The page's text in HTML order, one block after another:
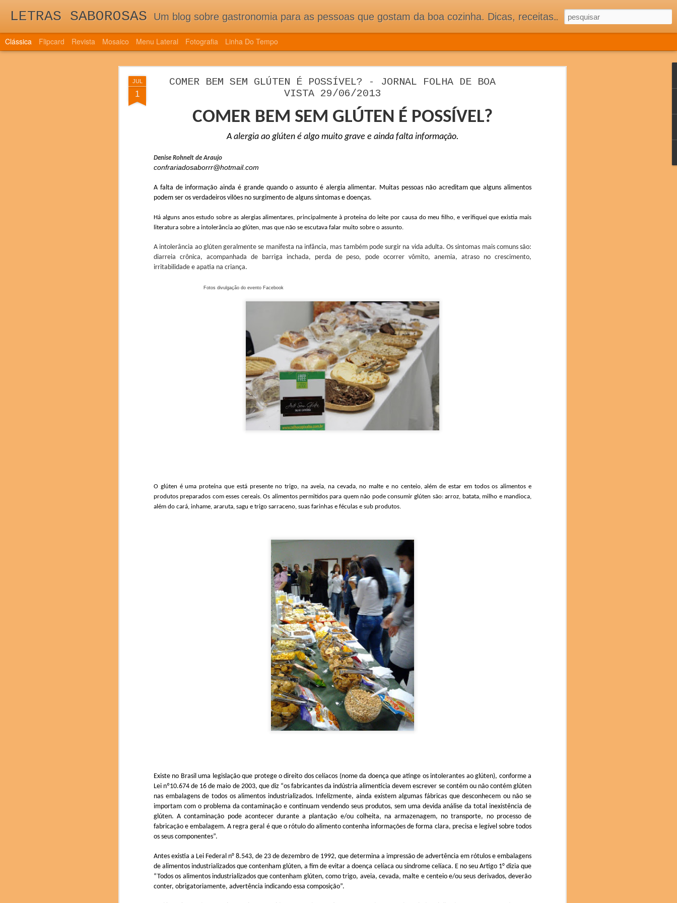
JUL
1
COMER BEM SEM GLÚTEN É POSSÍVEL? - JORNAL FOLHA DE BOA
VISTA 29/06/2013
COMER BEM SEM GLÚTEN É POSSÍVEL?
A alergia ao glúten é algo muito grave e ainda falta informação.
Denise Rohnelt de Araujo
confrariadosaborrr@hotmail.com
A falta de informação ainda é grande quando o assunto é alergia alimentar. Muitas pessoas não acreditam que alguns alimentos
podem ser os verdadeiros vilões no surgimento de alguns sintomas e doenças.
Há alguns anos estudosobre as alergias alimentares, principalmente à proteína do leite por causa do meu filho, e verifiquei que existia mais
literatura sobre a intolerância ao glúten, mas que não se escutava falar muito sobre o assunto.
A intolerância ao glúten geralmente se manifesta na infância, mas também pode surgir na vida adulta. Os sintomas mais comuns são:
diarreia crônica, acompanhada de barriga inchada, perda de peso, pode ocorrer vômito, anemia, atraso no crescimento,
irritabilidade e apatia na criança.
Fotos divulgação do evento Facebook
O glúten éuma proteína que está presente notrigo, na aveia, na cevada, no malte e no centeio, além de estar em todos os alimentos e
produtos preparados com esses cereais.Os alimentos permitidospara quem não pode consumir glúten são: arroz, batata, milho e mandioca,
além do cará, inhame, araruta, sagu e trigo sarraceno, suas farinhas e féculas e sub produtos.
Existe no Brasil uma legislação que protege o direito dos celíacos (nome da doença que atinge os intolerantes ao glúten), conforme a
Lei nº10.674 de 16 de maio de 2003, que diz “os fabricantes da indústria alimentícia devem escrever se contém ou não contém glúten
nas embalagens de todos os alimentos industrializados. Infelizmente, ainda existem algumas fábricas que desconhecem ou não se
importam com o problema da contaminação e continuam vendendo seus produtos, sem uma devida análise da total inexistência de
glúten. A contaminação pode acontecer durante a plantação e/ou colheita, na armazenagem, no transporte, no processo de
fabricação e embalagem. A regra geral é que o rótulo do alimento contenha informações de forma clara, precisa e legível sobre todos
os seus componentes”.
Antesexistia a Lei Federal n° 8.543, de 23 de dezembro de 1992, que determina a impressão de advertência em rótulos e embalagens
de alimentos industrializados que contenham glúten, a fim de evitar a doença celíaca ou síndrome celíaca. E no seu Artigo 1° dizia que
“Todos os alimentos industrializados que contenham glúten, como trigo, aveia, cevada, malte e centeio e/ou seus derivados, deverão
conter, obrigatoriamente, advertência indicando essa composição”.
LETRAS SABOROSAS Um blog sobre gastronomia para as pessoas que gostam da boa cozinha. Dicas, receitas, notícias gastronômicas e viagens do Caburaí ao Chuí. Vou adorar tê-los na minha cozinha acima do Equador.
Clássica Flipcard Revista Mosaico Menu Lateral Fotografia Linha Do Tempo
QUINTA EDIÇÃO DE CONGRESSO MUNDIAL DE CIÊNCIA E COZINHA
TRAZ NOVIDADES E MUITA TRADIÇÃO DOS NOVOS PAÍSES ASSOCIADOS
QUINTA EDIÇÃO DE CONGRESSO MUNDIAL DE CIÊNCIA E COZINHA TRAZ NOVIDADES E MUITA TRADIÇÃO
DOS NOVOS PAÍSES ASSOCIADOS
O congresso mundial de Ciência e Cozinha que aconteceu na Universidade de Barcelona no mês passado, trouxe
muitas novidades e novas delegações participantes como da China, Guatemala, Colômbia, Egito, Costa Rica, Bolívia,
A prestigiada marca chinesa de bebidas Fenjiu se juntou como uma das patrocinadoras oficiais do evento. Com mais
de 6.000 anos de história , o Fenjiu é um dos licores mais antigos e reconhecidos da China, classificado como um
baijiu de aroma leve. Seu processo de produção, que mistura técnicas antigas e modernas, é obtido por meio de
destilação e envelhecimento em recipientes de cerâmica, o que tornou mundialmente conhecido por seu equilíbrio e
delicadeza. O Fenjiu é um símbolo de tradição e excelência na cultura chinesa. Seu aroma delicado e sabor
equilibrado o destacam entre os destilados mais renomados do mundo.
descobrissem nuances e a história por trás de um dos destilados mais valorizados da China.
Fenjiu, um licor tradicional com mais de 60000 anos de tradição.